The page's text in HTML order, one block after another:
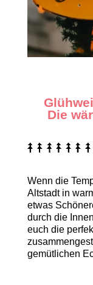
Die
Wenn die
Altstadt in
etwas
durch die
euch die
gemütlichen